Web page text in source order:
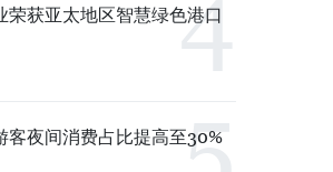
荣获亚太地区智慧绿色港口
客夜间消费占比提高至30%